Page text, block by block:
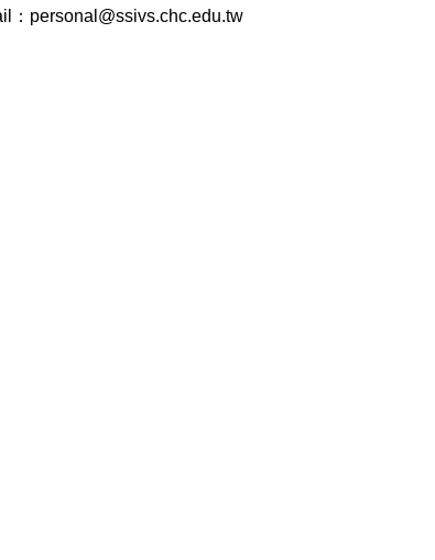
： personal@ssivs.chc.edu.tw